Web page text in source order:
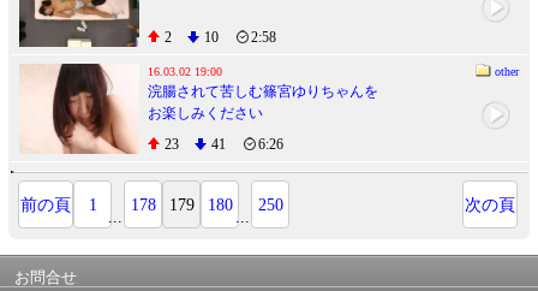
2 10 2:58
16.03.02 19:00 other
浣腸されて苦しむ篠宮ゆりちゃんを
お楽しみください
23
41 6:26
前の頁 1
...
178 179 180
...
250 次の頁
お問合せ